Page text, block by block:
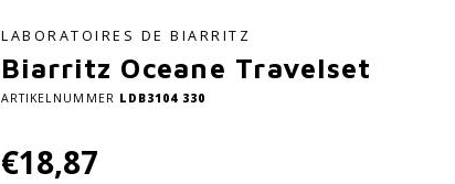
LABORATOIRES DE BIARRITZ
Biarritz Oceane Travelset
ARTIKELNUMMER LDB3104 330
€18,87